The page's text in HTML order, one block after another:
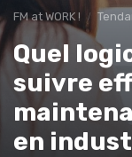
FM at WORK !
Quel
suivre
en